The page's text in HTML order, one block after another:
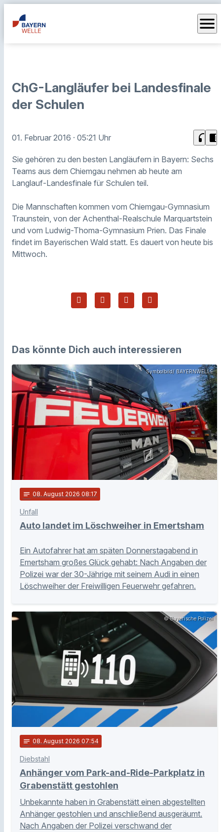
menu
ChG-Langläufer bei Landesfinale
der Schulen
01. Februar 2016 · 05:21 Uhr headphones chrome_reader_mode
Sie gehören zu den besten Langläufern in Bayern: Sechs
Teams aus dem Chiemgau nehmen ab heute am
Langlauf-Landesfinale für Schulen teil.
Die Mannschaften kommen vom Chiemgau-Gymnasium
Traunstein, von der Achenthal-Realschule Marquartstein
und vom Ludwig-Thoma-Gymnasium Prien. Das Finale
findet im Bayerischen Wald statt. Es dauert von heute bis
Mittwoch.
Das könnte Dich auch interessieren
Symbolbild/ BAYERNWELLE
notes 08. August 2026 08:17
Unfall
Auto landet im Löschweiher in Emertsham
Ein Autofahrer hat am späten Donnerstagabend in
Emertsham großes Glück gehabt: Nach Angaben der
Polizei war der 30-Jährige mit seinem Audi in einen
Löschweiher der Freiwilligen Feuerwehr gefahren.
© Bayerische Polizei
notes 08. August 2026 07:54
Diebstahl
Anhänger vom Park-and-Ride-Parkplatz in
Grabenstätt gestohlen
Unbekannte haben in Grabenstätt einen abgestellten
Anhänger gestohlen und anschließend ausgeräumt.
Nach Angaben der Polizei verschwand der